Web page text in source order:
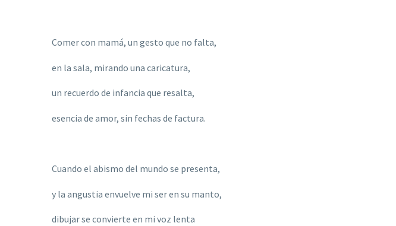
Comer con mamá, un gesto que no falta,
en la sala, mirando una caricatura,
un recuerdo de infancia que resalta,
esencia de amor, sin fechas de factura.
Cuando el abismo del mundo se presenta,
y la angustia envuelve mi ser en su manto,
dibujar se convierte en mi voz lenta